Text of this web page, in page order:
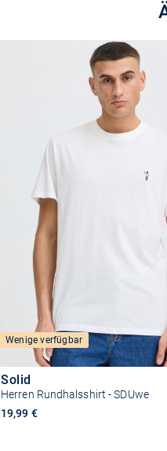
Wenige verfügbar
Solid
Herren Rundhalsshirt - SDUwe
19,99 €